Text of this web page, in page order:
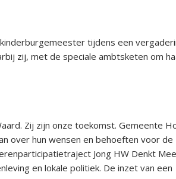
tijdens een
zij, met de speciale ambtsketen om
Zij zijn onze toekomst. Gemeente
over hun wensen en behoeften voor de
Jong HW Denkt
en lokale politiek. De inzet van een